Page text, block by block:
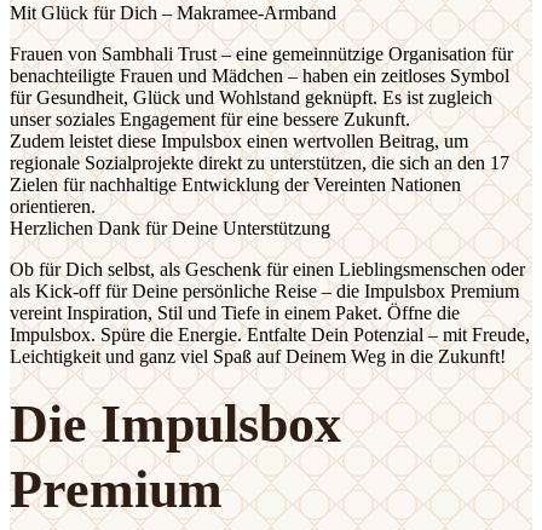
Mit Glück für Dich – Makramee-Armband
Frauen von Sambhali Trust – eine gemeinnützige Organisation für
benachteiligte Frauen und Mädchen – haben ein zeitloses Symbol
für Gesundheit, Glück und Wohlstand geknüpft. Es ist zugleich
unser soziales Engagement für eine bessere Zukunft.
Zudem leistet diese Impulsbox einen wertvollen Beitrag, um
regionale Sozialprojekte direkt zu unterstützen, die sich an den 17
Zielen für nachhaltige Entwicklung der Vereinten Nationen
orientieren.
Herzlichen Dank für Deine Unterstützung
Ob für Dich selbst, als Geschenk für einen Lieblingsmenschen oder
als Kick-off für Deine persönliche Reise – die Impulsbox Premium
vereint Inspiration, Stil und Tiefe in einem Paket. Öffne die
Impulsbox. Spüre die Energie. Entfalte Dein Potenzial – mit Freude,
Leichtigkeit und ganz viel Spaß auf Deinem Weg in die Zukunft!
Die Impulsbox
Premium